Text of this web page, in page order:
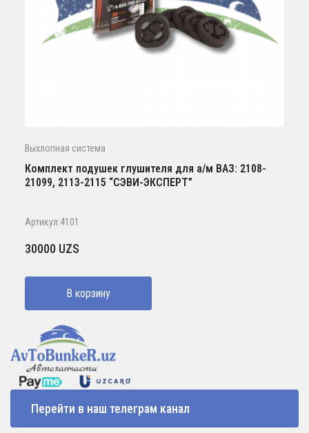
Выхлопная система
Комплект подушек глушителя для а/м ВАЗ: 2108-
21099, 2113-2115 “СЭВИ-ЭКСПЕРТ”
Артикул:4101
30000 UZS
В корзину
Перейти в наш телеграм канал